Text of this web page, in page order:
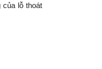
của lỗ thoát